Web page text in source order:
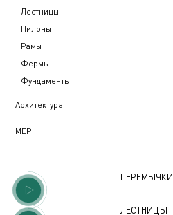
Лестницы
Пилоны
Рамы
Фермы
Фундаменты
Архитектура
МЕР
ПЕРЕМЫЧКИ
ЛЕСТНИЦЫ